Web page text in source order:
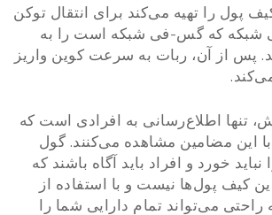
پول را تهیه می‌کند برای انتقال توکن
شبکه که گس-فی شبکه است را به
پس از آن، ربات به سرعت کوین واریز
تنها اطلاع‌رسانی به افرادی است که
با این مضامین مشاهده می‌کنند. گول
خورد و افراد باید آگاه باشند که
کیف پول‌ها نیست و با استفاده از
راحتی می‌تواند تمام دارایی شما را